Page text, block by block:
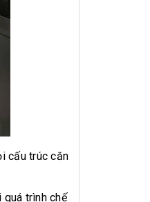
cấu trúc căn
trình chế